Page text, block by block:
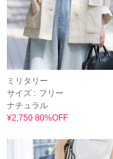
ミリタリー
サイズ : フリー
ナチュラル
¥2,750 80%OFF